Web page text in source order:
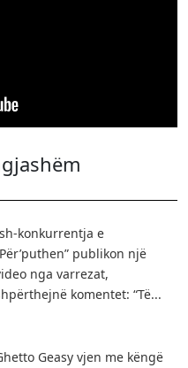
konkurrentja e
publikon një
nga varrezat,
komentet: “Të...
Geasy vjen me këngë